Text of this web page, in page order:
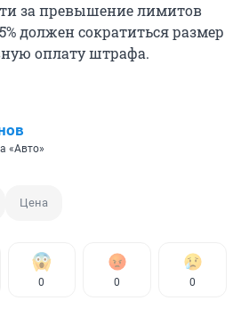
за превышение лимитов
должен сократиться размер
оплату штрафа.
«Авто»
Цена
0 0 0